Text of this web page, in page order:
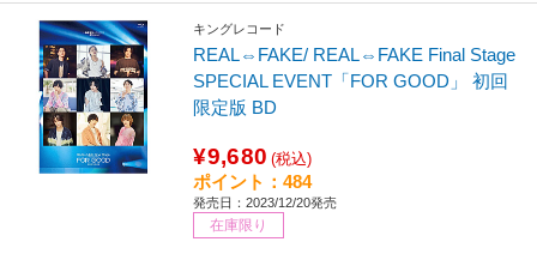
キングレコード
REAL⇔FAKE/ REAL⇔FAKE Final Stage
SPECIAL EVENT「FOR GOOD」 初回
限定版 BD
¥9,680 (税込)
ポイント：484
発売日：2023/12/20発売
在庫限り